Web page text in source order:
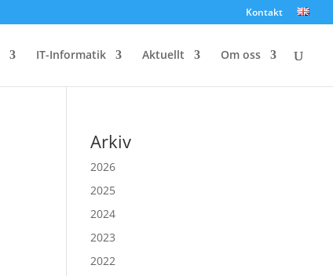
Kontakt
IT-Informatik Aktuellt Om oss
Arkiv
2026
2025
2024
2023
2022